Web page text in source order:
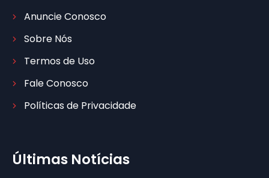
Anuncie Conosco
Sobre Nós
Termos de Uso
Fale Conosco
Políticas de Privacidade
Últimas Notícias